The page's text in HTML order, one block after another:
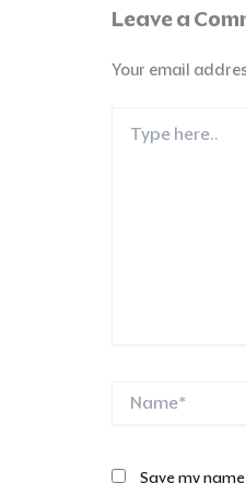
Leave a
Your email
here..
Save my